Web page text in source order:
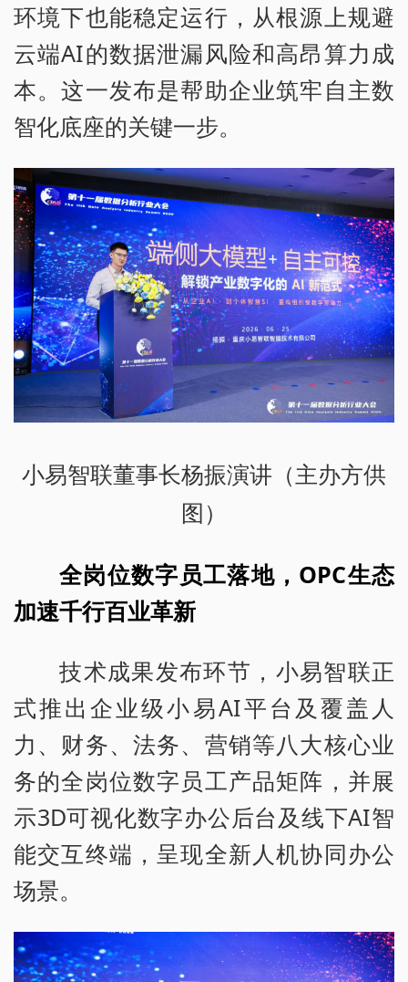
环境下也能稳定运行，从根源上规避
云端AI的数据泄漏风险和高昂算力成
本。这一发布是帮助企业筑牢自主数
智化底座的关键一步。
小易智联董事长杨振演讲（主办方供
图）
全岗位数字员工落地，OPC生态
加速千行百业革新
技术成果发布环节，小易智联正
式推出企业级小易AI平台及覆盖人
力、财务、法务、营销等八大核心业
务的全岗位数字员工产品矩阵，并展
示3D可视化数字办公后台及线下AI智
能交互终端，呈现全新人机协同办公
场景。